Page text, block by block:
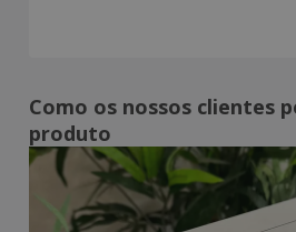
Como os nossos clientes
produto